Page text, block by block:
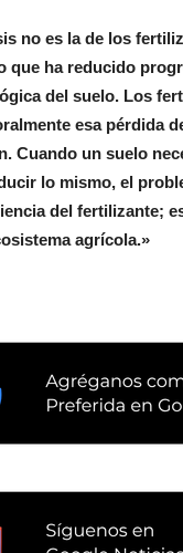
no es la de los
que ha reducido
del suelo. Los
esa pérdida
Cuando un suelo
lo mismo, el
del fertilizante;
agrícola.»